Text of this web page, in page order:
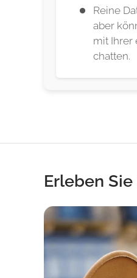
Reine
aber
mit Ihrer
chatten.
Erleben Sie